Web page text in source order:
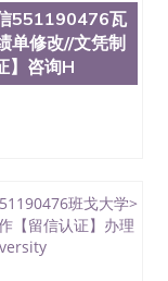
大四的学期提
州大学系统
何塞州立大学
圣何塞州立大
金山-圣何塞
万人，超过
自世界60余
所的商学课程
究与学习。
2、客户付
电子图；
551190476瓦
单修改//文凭制
】咨询H